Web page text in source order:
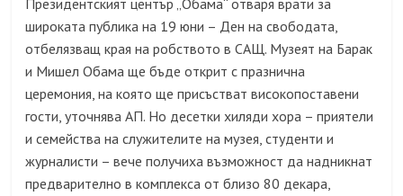
Президентският център „Обама“ отваря врати за
широката публика на 19 юни – Ден на свободата,
отбелязващ края на робството в САЩ. Музеят на Барак
и Мишел Обама ще бъде открит с празнична
церемония, на която ще присъстват високопоставени
гости, уточнява АП. Но десетки хиляди хора – приятели
и семейства на служителите на музея, студенти и
журналисти – вече получиха възможност да надникнат
предварително в комплекса от близо 80 декара,